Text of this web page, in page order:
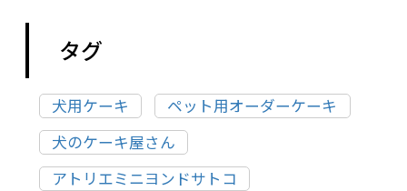
タグ
犬用ケーキ
ペット用オーダーケーキ
犬のケーキ屋さん
アトリエミニヨンドサトコ